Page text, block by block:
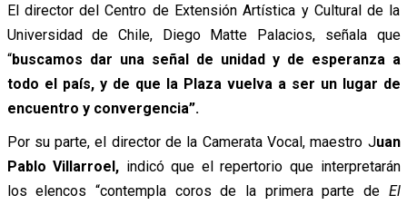
El director del Centro de Extensión Artística y Cultural de la
Universidad de Chile, Diego Matte Palacios, señala que
“buscamos dar una señal de unidad y de esperanza a
todo el país, y de que la Plaza vuelva a ser un lugar de
encuentro y convergencia”.
Por su parte, el director de la Camerata Vocal, maestro Juan
Pablo Villarroel, indicó que el repertorio que interpretarán
los elencos “contempla coros de la primera parte de El